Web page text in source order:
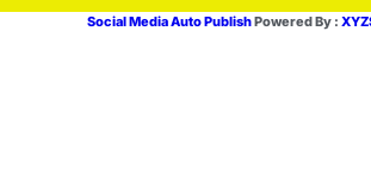
Social Media Auto PublishPowered By :